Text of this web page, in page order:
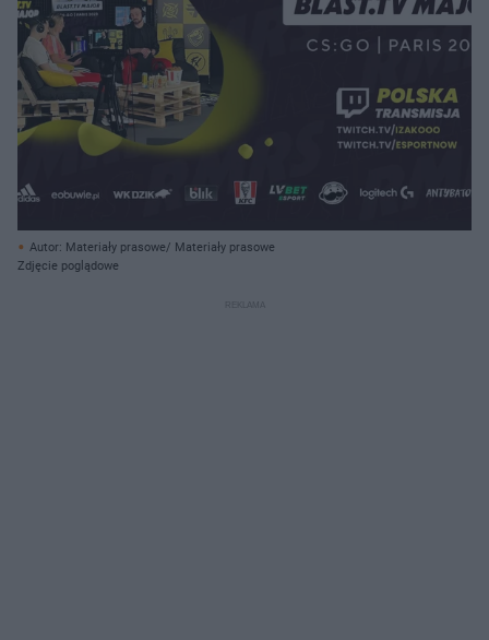
Autor: Materiały prasowe/ Materiały prasowe
Zdjęcie poglądowe